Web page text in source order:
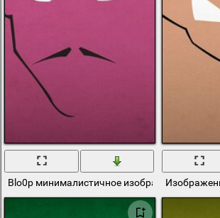
Blo0p минималистичное изображение